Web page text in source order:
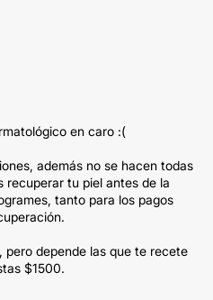
en caro :(
además no se hacen todas
recuperar tu piel antes de la
tanto para los pagos
pero depende las que te recete
$1500.